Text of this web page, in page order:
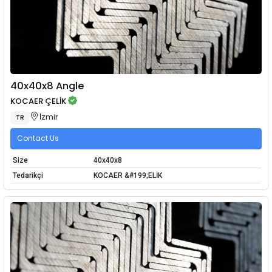
40x40x8 Angle
KOCAER ÇELİK
TR İzmir
Contact Us
Size
40x40x8
Tedarikçi
KOCAER &#199;ELİK